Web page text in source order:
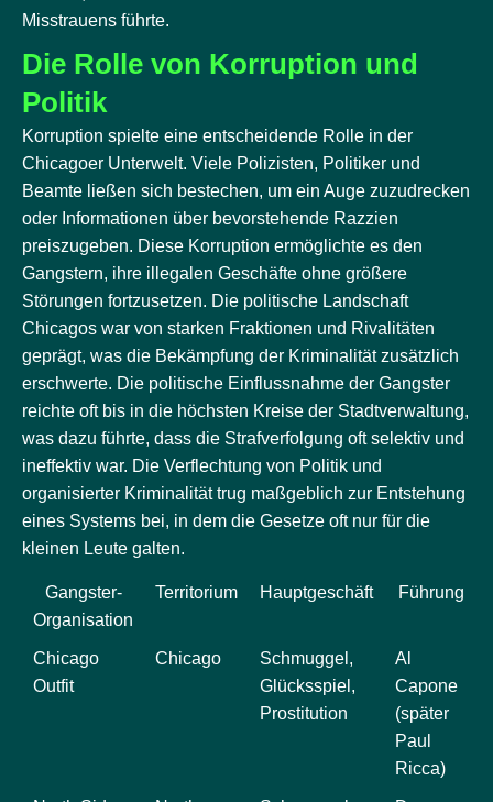
Misstrauens führte.
Die Rolle von Korruption und
Politik
Korruption spielte eine entscheidende Rolle in der
Chicagoer Unterwelt. Viele Polizisten, Politiker und
Beamte ließen sich bestechen, um ein Auge zuzudrecken
oder Informationen über bevorstehende Razzien
preiszugeben. Diese Korruption ermöglichte es den
Gangstern, ihre illegalen Geschäfte ohne größere
Störungen fortzusetzen. Die politische Landschaft
Chicagos war von starken Fraktionen und Rivalitäten
geprägt, was die Bekämpfung der Kriminalität zusätzlich
erschwerte. Die politische Einflussnahme der Gangster
reichte oft bis in die höchsten Kreise der Stadtverwaltung,
was dazu führte, dass die Strafverfolgung oft selektiv und
ineffektiv war. Die Verflechtung von Politik und
organisierter Kriminalität trug maßgeblich zur Entstehung
eines Systems bei, in dem die Gesetze oft nur für die
kleinen Leute galten.
Gangster-
Organisation
Territorium Hauptgeschäft Führung
Chicago
Outfit
Chicago
Schmuggel,
Glücksspiel,
Prostitution
Al
Capone
(später
Paul
Ricca)